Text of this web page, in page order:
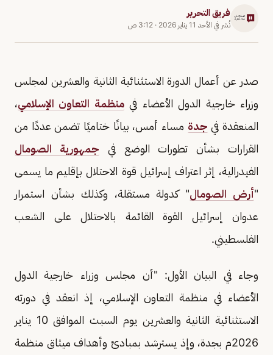
فريق التحرير
نُشر في الأحد 11 يناير 2026 · 3:12 ص
صدر عن أعمال الدورة الاستثنائية الثانية والعشرين لمجلس
وزراء خارجية الدول الأعضاء فيمنظمة التعاون الإسلامي،
المنعقدة في جدة مساء أمس، بيانًا ختاميًا تضمن عددًا من
القرارات بشأن تطورات الوضع في جمهورية الصومال
الفيدرالية، إثر اعتراف إسرائيل قوة الاحتلال بإقليم ما يسمى
"أرض الصومال" كدولة مستقلة، وكذلك بشأن استمرار
عدوان إسرائيل القوة القائمة بالاحتلال على الشعب
الفلسطيني.
وجاء في البيان الأول: "أن مجلس وزراء خارجية الدول
الأعضاء في منظمة التعاون الإسلامي، إذ انعقد في دورته
الاستثنائية الثانية والعشرين يوم السبت الموافق 10 يناير
2026م بجدة، وإذ يسترشد بمبادئ وأهداف ميثاق منظمة